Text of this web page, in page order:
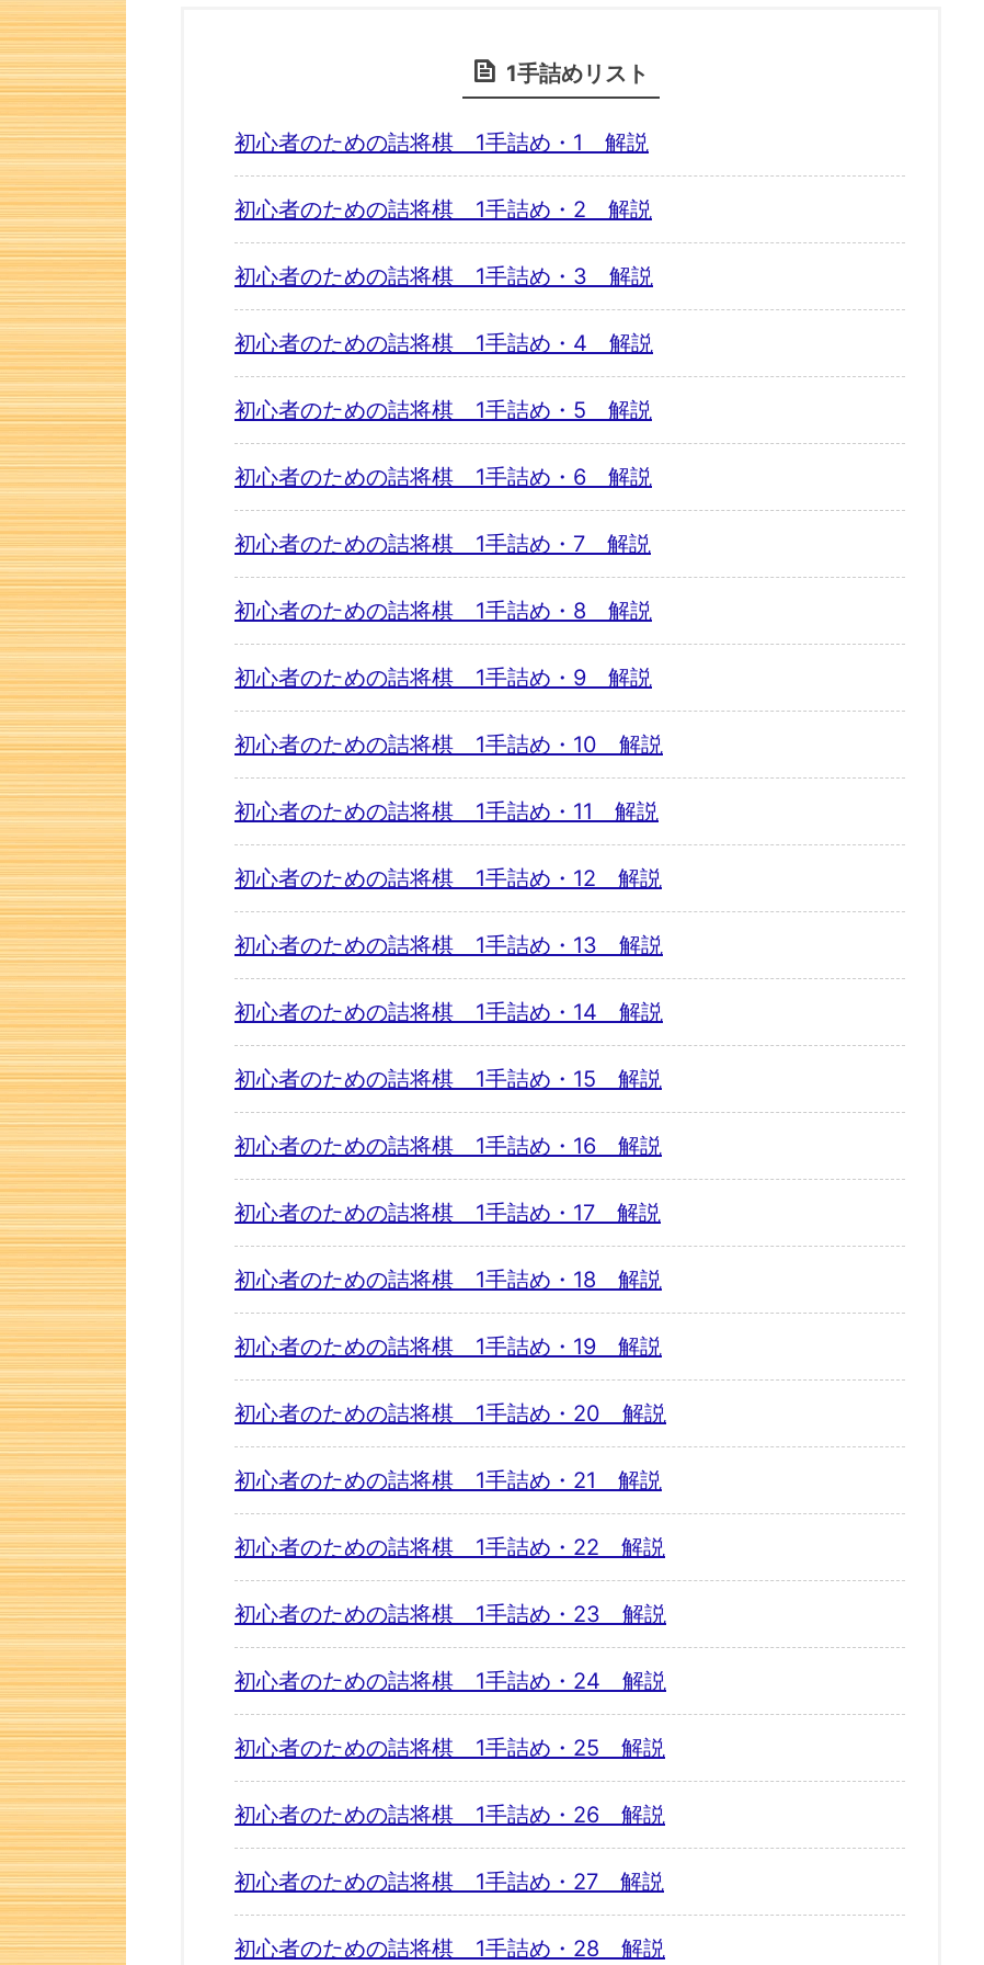
1手詰めリスト
初心者のための詰将棋 1手詰め・1 解説
初心者のための詰将棋 1手詰め・2 解説
初心者のための詰将棋 1手詰め・3 解説
初心者のための詰将棋 1手詰め・4 解説
初心者のための詰将棋 1手詰め・5 解説
初心者のための詰将棋 1手詰め・6 解説
初心者のための詰将棋 1手詰め・7 解説
初心者のための詰将棋 1手詰め・8 解説
初心者のための詰将棋 1手詰め・9 解説
初心者のための詰将棋 1手詰め・10 解説
初心者のための詰将棋 1手詰め・11 解説
初心者のための詰将棋 1手詰め・12 解説
初心者のための詰将棋 1手詰め・13 解説
初心者のための詰将棋 1手詰め・14 解説
初心者のための詰将棋 1手詰め・15 解説
初心者のための詰将棋 1手詰め・16 解説
初心者のための詰将棋 1手詰め・17 解説
初心者のための詰将棋 1手詰め・18 解説
初心者のための詰将棋 1手詰め・19 解説
初心者のための詰将棋 1手詰め・20 解説
初心者のための詰将棋 1手詰め・21 解説
初心者のための詰将棋 1手詰め・22 解説
初心者のための詰将棋 1手詰め・23 解説
初心者のための詰将棋 1手詰め・24 解説
初心者のための詰将棋 1手詰め・25 解説
初心者のための詰将棋 1手詰め・26 解説
初心者のための詰将棋 1手詰め・27 解説
初心者のための詰将棋 1手詰め・28 解説